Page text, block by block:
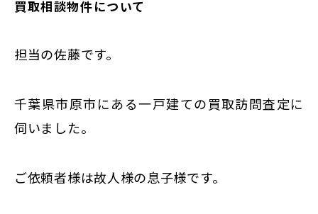
仙台
横浜
買取相談物件について
担当の佐藤です。
千葉県市原市にある一戸建ての買取訪問査定に
伺いました。
ご依頼者様は故人様の息子様です。